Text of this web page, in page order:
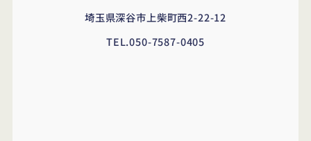
埼玉県深谷市上柴町西2-22-12
TEL.050-7587-0405